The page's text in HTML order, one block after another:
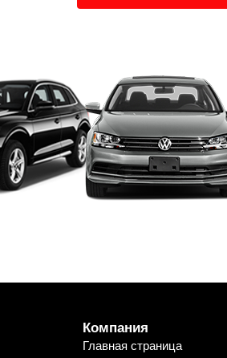
Компания
Главная страница